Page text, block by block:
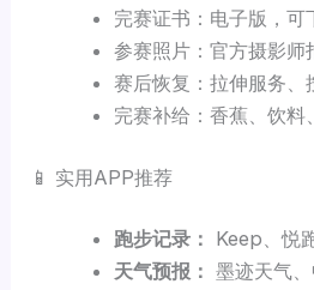
完赛证书：电子版，可
参赛照片：官方摄影师
赛后恢复：拉伸服务、
完赛补给：香蕉、饮料
📱 实用APP推荐
跑步记录： Keep、悦
天气预报： 墨迹天气